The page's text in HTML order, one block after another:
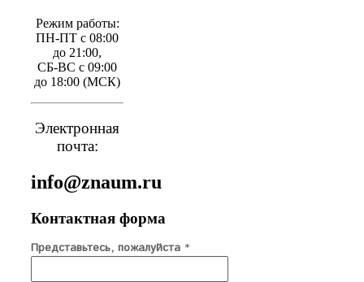
Режим работы:
ПН-ПТ с 08:00
до 21:00,
СБ-ВС с 09:00
до 18:00 (МСК)
Электронная
почта:
info@znaum.ru
Контактная форма
Представьтесь, пожалуйста *